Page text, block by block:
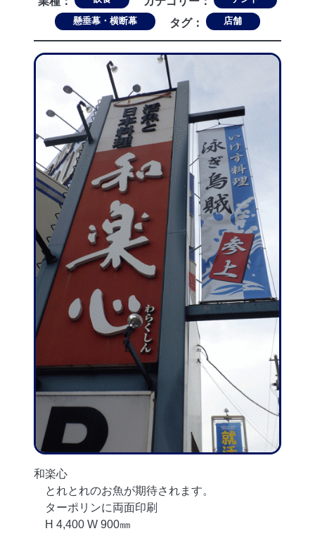
懸垂幕・横断幕 タグ： 店舗
和楽心
とれとれのお魚が期待されます。
ターポリンに両面印刷
H 4,400 W 900㎜